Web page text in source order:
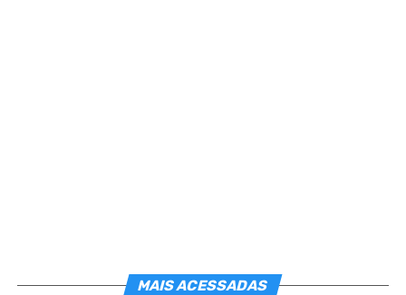
MAIS ACESSADAS